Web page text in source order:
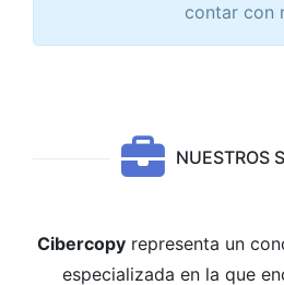
contar con
NUESTROS
Cibercopy representa un
especializada en la que